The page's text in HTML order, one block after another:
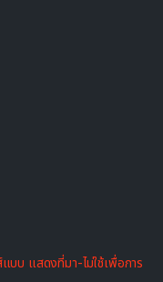
บ แสดงที่มา-ไม่ใช้เพื่อการ